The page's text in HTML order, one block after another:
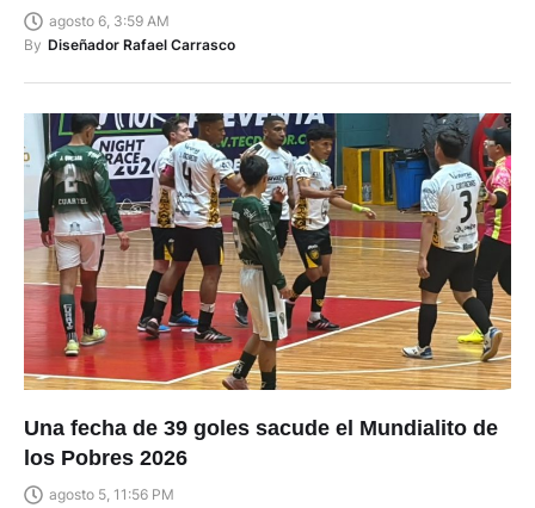
agosto 6, 3:59 AM
By Diseñador Rafael Carrasco
Una fecha de 39 goles sacude el Mundialito de
los Pobres 2026
agosto 5, 11:56 PM